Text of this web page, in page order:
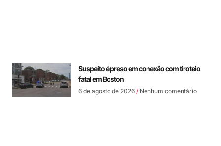
Suspeito é preso em conexão com tiroteio
fatal em Boston
6 de agosto de 2026 Nenhum comentário